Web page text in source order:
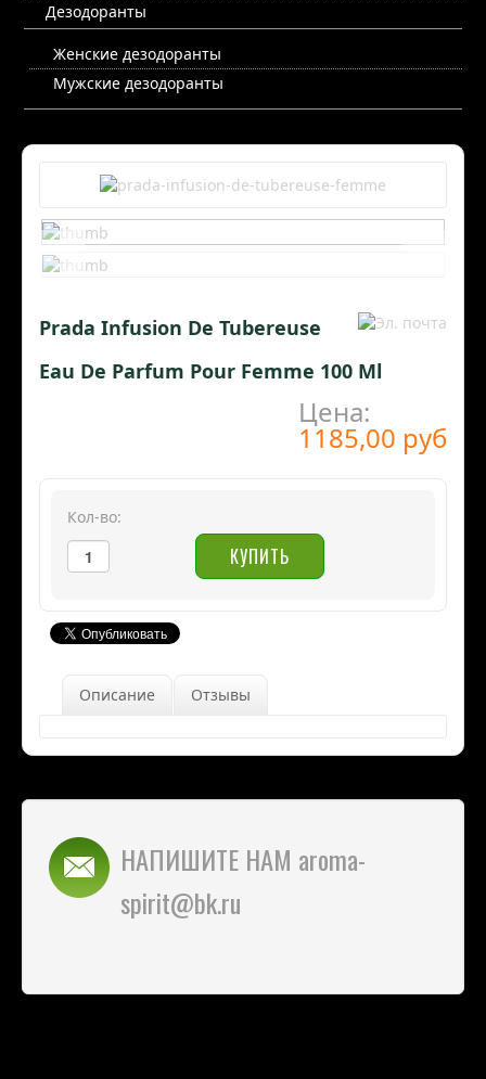
Дезодоранты
Женские дезодоранты
Мужские дезодоранты
Prada Infusion De Tubereuse
Eau De Parfum Pour Femme 100 Ml
Цена:
1185,00 руб
Кол-во:
Описание Отзывы
НАПИШИТЕ НАМ aroma-
spirit@bk.ru